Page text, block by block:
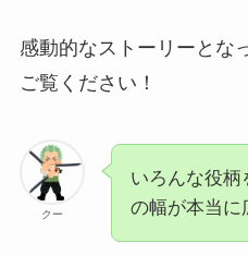
感動的なストーリーとな
ご覧ください！
クー
いろんな役柄
の幅が本当に